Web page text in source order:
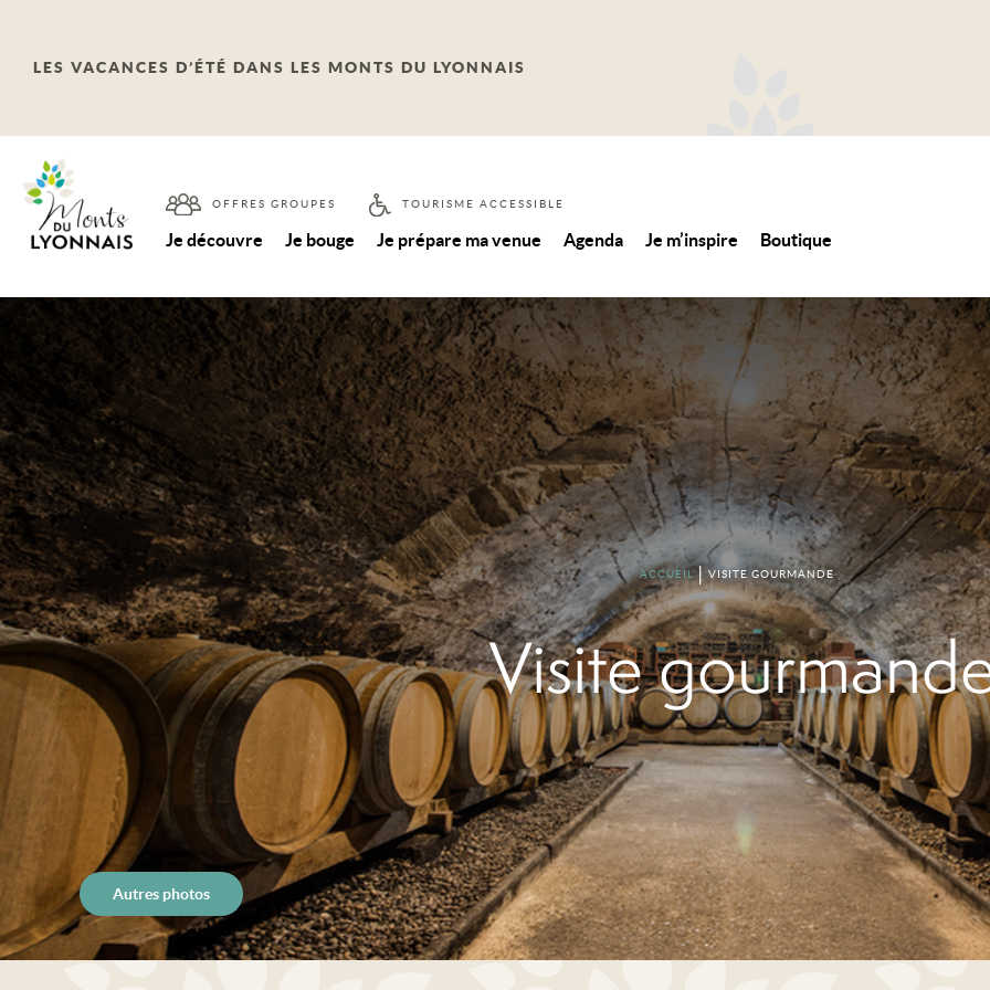
LES VACANCES D’ÉTÉ DANS LES MONTS DU LYONNAIS
OFFRES GROUPES TOURISME ACCESSIBLE
Je découvre Je bouge Je prépare ma venue Agenda Je m’inspire Boutique
ACCUEIL VISITE GOURMANDE
Visite
Autres photos